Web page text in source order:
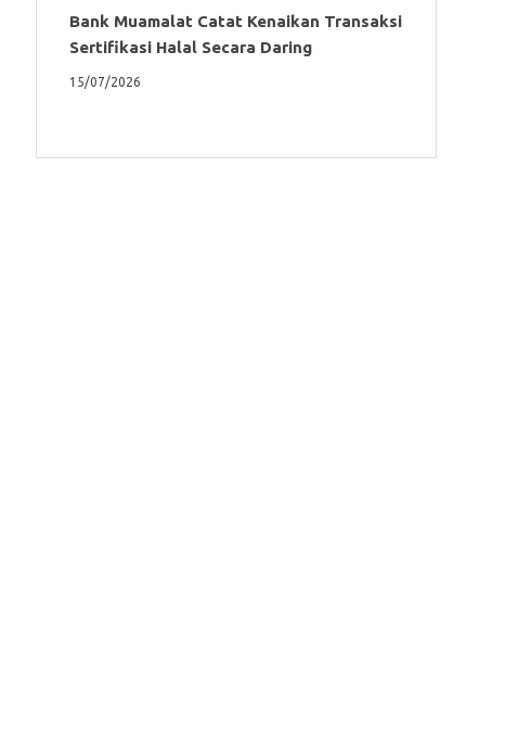
Bank Muamalat Catat Kenaikan Transaksi
Sertifikasi Halal Secara Daring
15/07/2026